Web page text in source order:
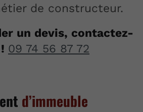
de constructeur.
un devis, contactez-
09 74 56 87 72
d’immeuble